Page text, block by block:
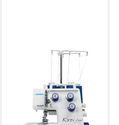
Coverstich-Nähmaschine Kirei
Beleuchtung
999,00 € 1.199,00 €
mtl. in 48 Raten